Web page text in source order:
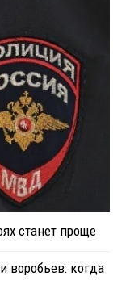
станет проще
воробьев: когда